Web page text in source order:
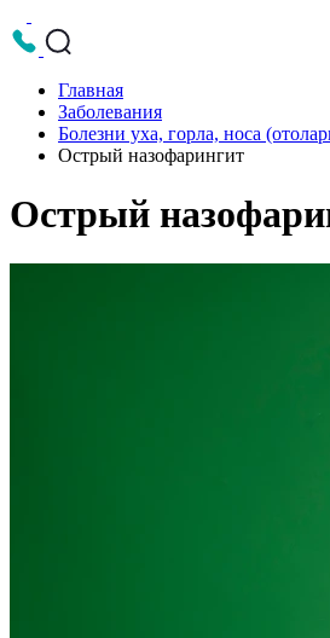
Главная
Заболевания
Болезни уха, горла, носа
Острый назофарингит
Острый